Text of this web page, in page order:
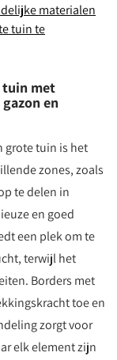
materialen
tuin te
tuin met
en
grote tuin is het
zones, zoals
te delen in
en goed
een plek om te
terwijl het
Borders met
toe en
zorgt voor
elk element zijn